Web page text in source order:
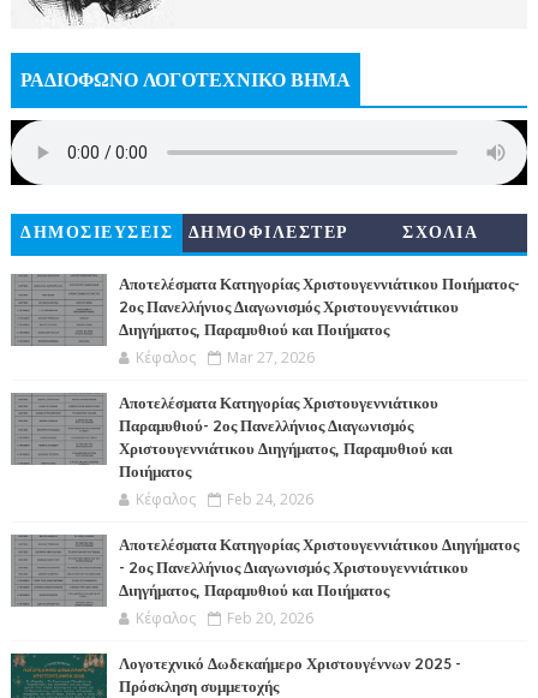
ΡΑΔΙΟΦΩΝΟ ΛΟΓΟΤΕΧΝΙΚΟ ΒΗΜΑ
ΔΗΜΟΣΙΕΥΣΕΙΣ
ΔΗΜΟΦΙΛΕΣΤΕΡ
ΣΧΟΛΙΑ
Αποτελέσματα Κατηγορίας Χριστουγεννιάτικου Ποιήματος-
2ος Πανελλήνιος Διαγωνισμός Χριστουγεννιάτικου
Διηγήματος, Παραμυθιού και Ποιήματος
Κέφαλος Mar 27, 2026
Αποτελέσματα Κατηγορίας Χριστουγεννιάτικου
Παραμυθιού- 2ος Πανελλήνιος Διαγωνισμός
Χριστουγεννιάτικου Διηγήματος, Παραμυθιού και
Ποιήματος
Κέφαλος Feb 24, 2026
Αποτελέσματα Κατηγορίας Χριστουγεννιάτικου Διηγήματος
- 2ος Πανελλήνιος Διαγωνισμός Χριστουγεννιάτικου
Διηγήματος, Παραμυθιού και Ποιήματος
Κέφαλος Feb 20, 2026
Λογοτεχνικό Δωδεκαήμερο Χριστουγέννων 2025 -
Πρόσκληση συμμετοχής